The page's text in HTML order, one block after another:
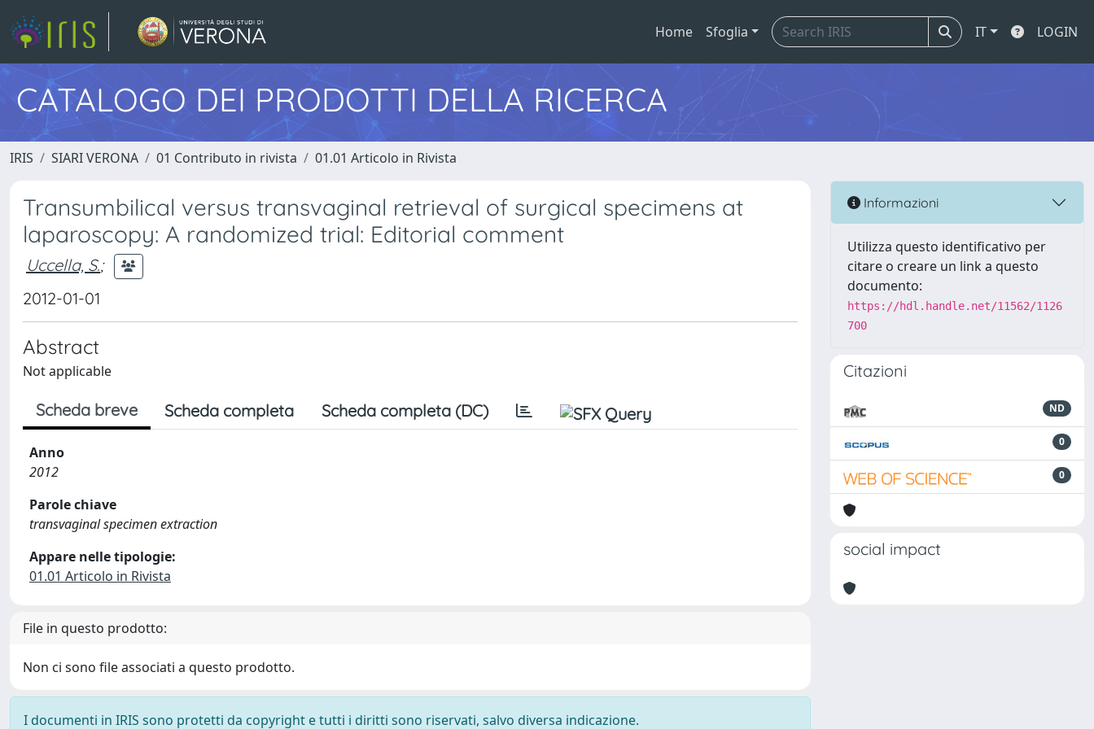
Home Sfoglia IT LOGIN
CATALOGO DEI PRODOTTI DELLA RICERCA
IRIS SIARI VERONA 01 Contributo in rivista 01.01 Articolo in Rivista
Transumbilical versus transvaginal retrieval of surgical specimens at
laparoscopy: A randomized trial: Editorial comment
Uccella, S.;
2012-01-01
Abstract
Not applicable
Scheda breve Scheda completa Scheda completa (DC)
Anno
2012
Parole chiave
transvaginal specimen extraction
Appare nelle tipologie:
01.01 Articolo in Rivista
File in questo prodotto:
Non ci sono file associati a questo prodotto.
I documenti in IRIS sono protetti da copyright e tutti i diritti sono riservati, salvo diversa indicazione.
Informazioni
Utilizza questo identificativo per
citare o creare un link a questo
documento:
https://hdl.handle.net/11562/1126
700
Citazioni
ND
0
0
social impact